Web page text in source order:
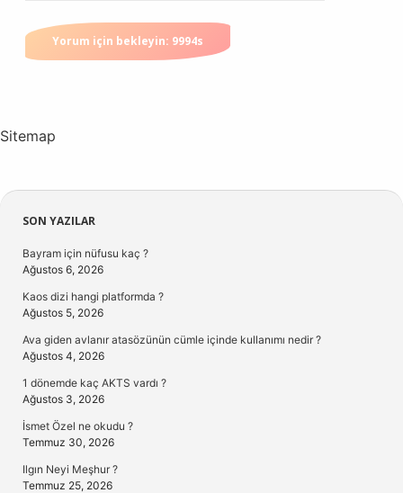
Sitemap
Sidebar
SON YAZILAR
Bayram için nüfusu kaç ?
Ağustos 6, 2026
Kaos dizi hangi platformda ?
Ağustos 5, 2026
Ava giden avlanır atasözünün cümle içinde kullanımı nedir ?
Ağustos 4, 2026
1 dönemde kaç AKTS vardı ?
Ağustos 3, 2026
İsmet Özel ne okudu ?
Temmuz 30, 2026
Ilgın Neyi Meşhur ?
Temmuz 25, 2026